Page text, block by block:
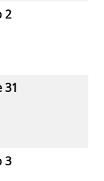
2
31
3